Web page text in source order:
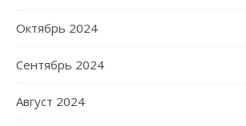
Октябрь 2024
Сентябрь 2024
Август 2024